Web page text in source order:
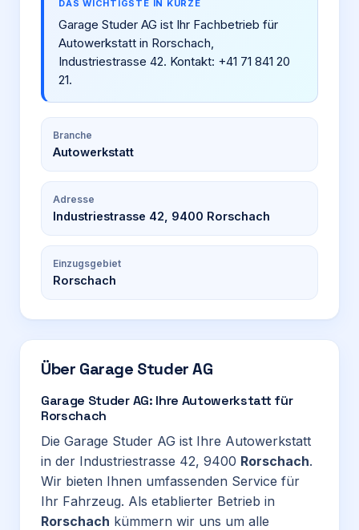
DAS WICHTIGSTE IN KÜRZE
Garage Studer AG ist Ihr Fachbetrieb für
Autowerkstatt in Rorschach,
Industriestrasse 42. Kontakt: +41 71 841 20
21.
Branche
Autowerkstatt
Adresse
Industriestrasse 42, 9400 Rorschach
Einzugsgebiet
Rorschach
Über Garage Studer AG
Garage Studer AG: Ihre Autowerkstatt für
Rorschach
Die Garage Studer AG ist Ihre Autowerkstatt
in der Industriestrasse 42, 9400 Rorschach.
Wir bieten Ihnen umfassenden Service für
Ihr Fahrzeug. Als etablierter Betrieb in
Rorschach kümmern wir uns um alle